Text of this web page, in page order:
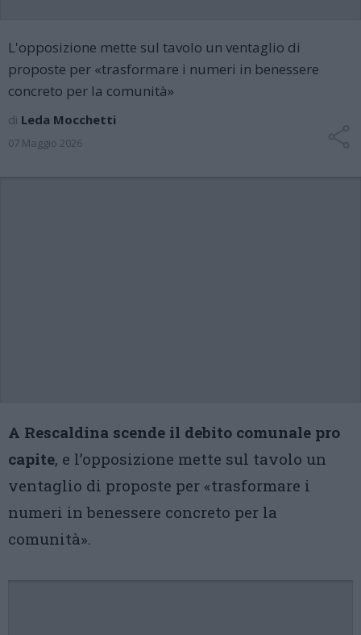
L'opposizione mette sul tavolo un ventaglio di
proposte per «trasformare i numeri in benessere
concreto per la comunità»
di Leda Mocchetti
07 Maggio 2026
A Rescaldina scende il debito comunale pro
capite, e l’opposizione mette sul tavolo un
ventaglio di proposte per «trasformare i
numeri in benessere concreto per la
comunità».